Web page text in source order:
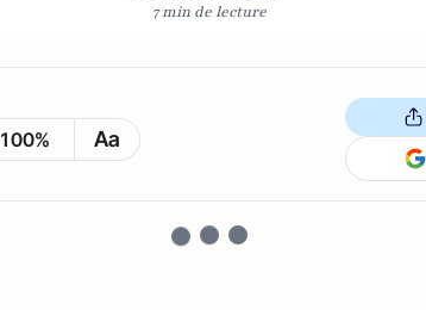
7 min de lecture
100% Aa